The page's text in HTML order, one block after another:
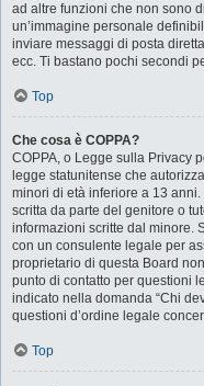
ad altre funzioni che non sono
un’immagine personale
inviare messaggi di posta
ecc. Ti bastano pochi secondi
Top
Che cosa è COPPA?
COPPA, o Legge sulla Privacy
legge statunitense che
minori di età inferiore a 13
scritta da parte del genitore o
informazioni scritte dal minore.
con un consulente legale per
proprietario di questa Board
punto di contatto per questioni
indicato nella domanda “Chi
questioni d’ordine legale
Top